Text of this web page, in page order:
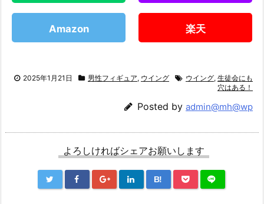
Amazon 楽天
2025年1月21日 男性フィギュア, ウイング ウイング, 生徒会にも
穴はある！
Posted by admin@mh@wp
よろしければシェアお願いします
B!